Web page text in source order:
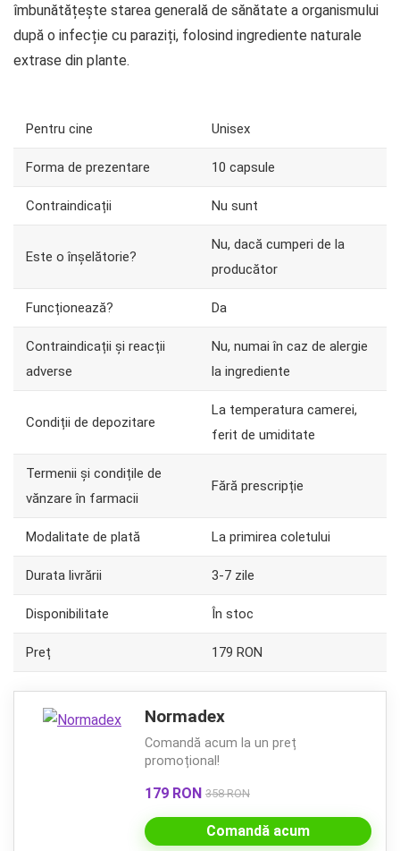
îmbunătățește starea generală de sănătate a organismului
după o infecție cu paraziți, folosind ingrediente naturale
extrase din plante.
Pentru cine Unisex
Forma de prezentare 10 capsule
Contraindicații Nu sunt
Este o înșelătorie?
Nu, dacă cumperi de la
producător
Funcționează? Da
Contraindicații și reacții
adverse
Nu, numai în caz de alergie
la ingrediente
Condiții de depozitare
La temperatura camerei,
ferit de umiditate
Termenii și condițile de
vănzare în farmacii
Fără prescripție
Modalitate de plată La primirea coletului
Durata livrării 3-7 zile
Disponibilitate În stoc
Preț 179 RON
Normadex
Comandă acum la un preț
promoțional!
179 RON 358 RON
Comandă acum